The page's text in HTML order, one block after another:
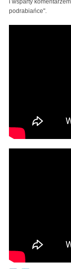
i wsparty
podrabiańce".